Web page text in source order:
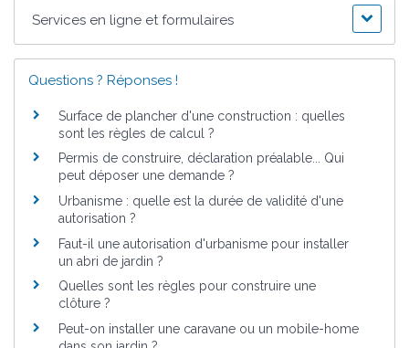
Services en ligne et formulaires
Questions ? Réponses !
Surface de plancher d'une construction : quelles
sont les règles de calcul ?
Permis de construire, déclaration préalable... Qui
peut déposer une demande ?
Urbanisme : quelle est la durée de validité d'une
autorisation ?
Faut-il une autorisation d'urbanisme pour installer
un abri de jardin ?
Quelles sont les règles pour construire une
clôture ?
Peut-on installer une caravane ou un mobile-home